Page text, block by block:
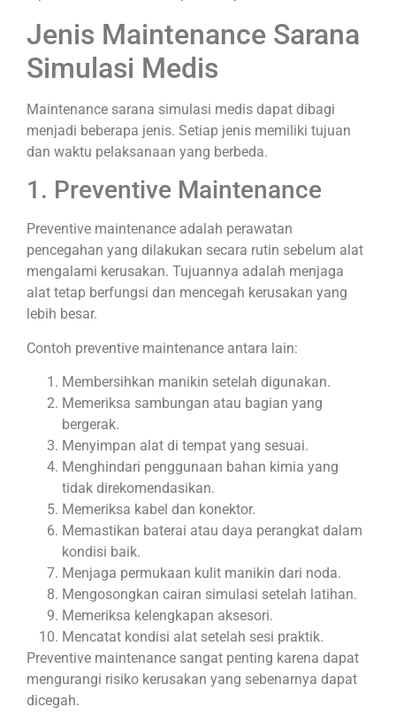
Jenis Maintenance Sarana
Simulasi Medis
Maintenance sarana simulasi medis dapat dibagi
menjadi beberapa jenis. Setiap jenis memiliki tujuan
dan waktu pelaksanaan yang berbeda.
1. Preventive Maintenance
Preventive maintenance adalah perawatan
pencegahan yang dilakukan secara rutin sebelum alat
mengalami kerusakan. Tujuannya adalah menjaga
alat tetap berfungsi dan mencegah kerusakan yang
lebih besar.
Contoh preventive maintenance antara lain:
Membersihkan manikin setelah digunakan.
Memeriksa sambungan atau bagian yang
bergerak.
Menyimpan alat di tempat yang sesuai.
Menghindari penggunaan bahan kimia yang
tidak direkomendasikan.
Memeriksa kabel dan konektor.
Memastikan baterai atau daya perangkat dalam
kondisi baik.
Menjaga permukaan kulit manikin dari noda.
Mengosongkan cairan simulasi setelah latihan.
Memeriksa kelengkapan aksesori.
Mencatat kondisi alat setelah sesi praktik.
Preventive maintenance sangat penting karena dapat
mengurangi risiko kerusakan yang sebenarnya dapat
dicegah.